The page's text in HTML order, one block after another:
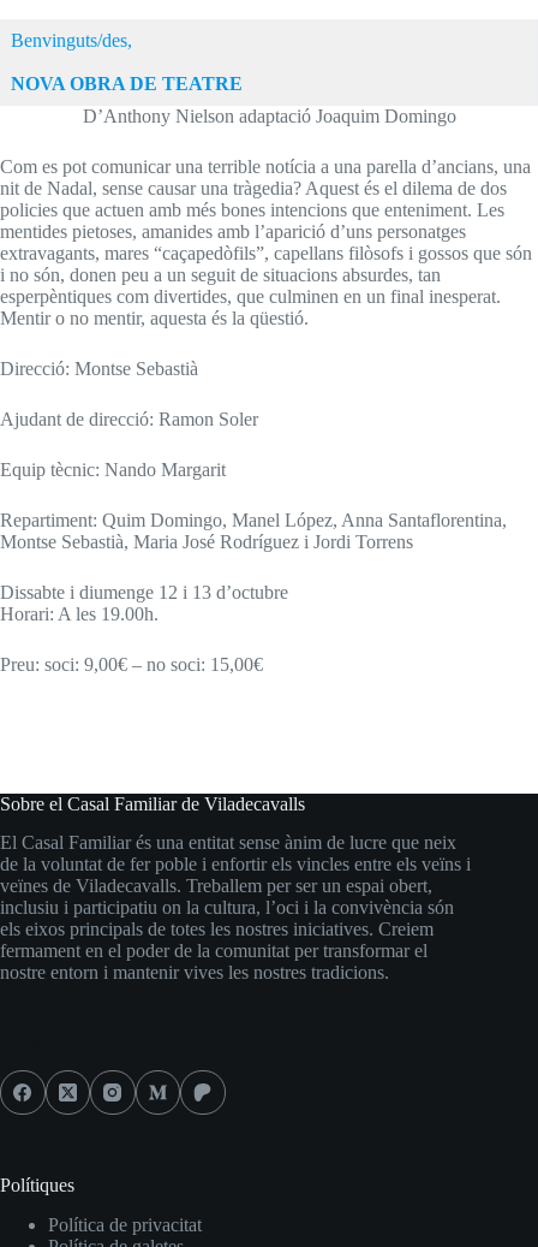
Benvinguts/des,
NOVA OBRA DE TEATRE
D’Anthony Nielson adaptació Joaquim Domingo
Com es pot comunicar una terrible notícia a una parella d’ancians, una
nit de Nadal, sense causar una tràgedia? Aquest és el dilema de dos
policies que actuen amb més bones intencions que enteniment. Les
mentides pietoses, amanides amb l’aparició d’uns personatges
extravagants, mares “caçapedòfils”, capellans filòsofs i gossos que són
i no són, donen peu a un seguit de situacions absurdes, tan
esperpèntiques com divertides, que culminen en un final inesperat.
Mentir o no mentir, aquesta és la qüestió.
Direcció: Montse Sebastià
Ajudant de direcció: Ramon Soler
Equip tècnic: Nando Margarit
Repartiment: Quim Domingo, Manel López, Anna Santaflorentina,
Montse Sebastià, Maria José Rodríguez i Jordi Torrens
Dissabte i diumenge 12 i 13 d’octubre
Horari: A les 19.00h.
Preu: soci: 9,00€ – no soci: 15,00€
Sobre el Casal Familiar de Viladecavalls
El Casal Familiar és una entitat sense ànim de lucre que neix
de la voluntat de fer poble i enfortir els vincles entre els veïns i
veïnes de Viladecavalls. Treballem per ser un espai obert,
inclusiu i participatiu on la cultura, l’oci i la convivència són
els eixos principals de totes les nostres iniciatives. Creiem
fermament en el poder de la comunitat per transformar el
nostre entorn i mantenir vives les nostres tradicions.
Polítiques
Política de privacitat